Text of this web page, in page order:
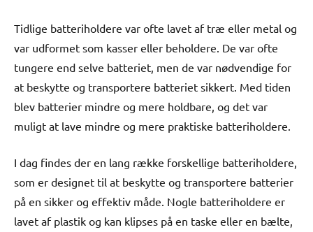
Tidlige batteriholdere var ofte lavet af træ eller metal og
var udformet som kasser eller beholdere. De var ofte
tungere end selve batteriet, men de var nødvendige for
at beskytte og transportere batteriet sikkert. Med tiden
blev batterier mindre og mere holdbare, og det var
muligt at lave mindre og mere praktiske batteriholdere.
I dag findes der en lang række forskellige batteriholdere,
som er designet til at beskytte og transportere batterier
på en sikker og effektiv måde. Nogle batteriholdere er
lavet af plastik og kan klipses på en taske eller en bælte,